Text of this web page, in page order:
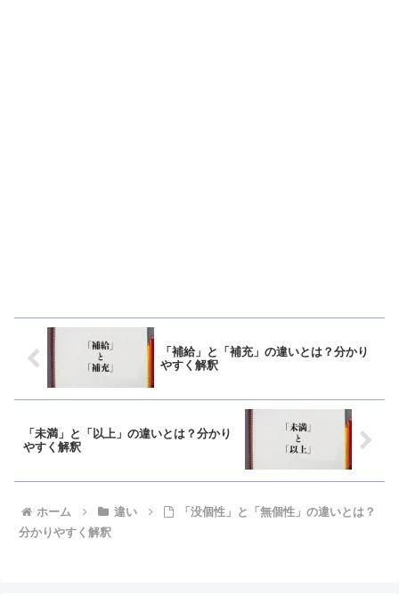
「補給」と「補充」の違いとは？分かり
やすく解釈
「未満」と「以上」の違いとは？分かり
やすく解釈
ホーム 違い
「没個性」と「無個性」の違いとは？
分かりやすく解釈